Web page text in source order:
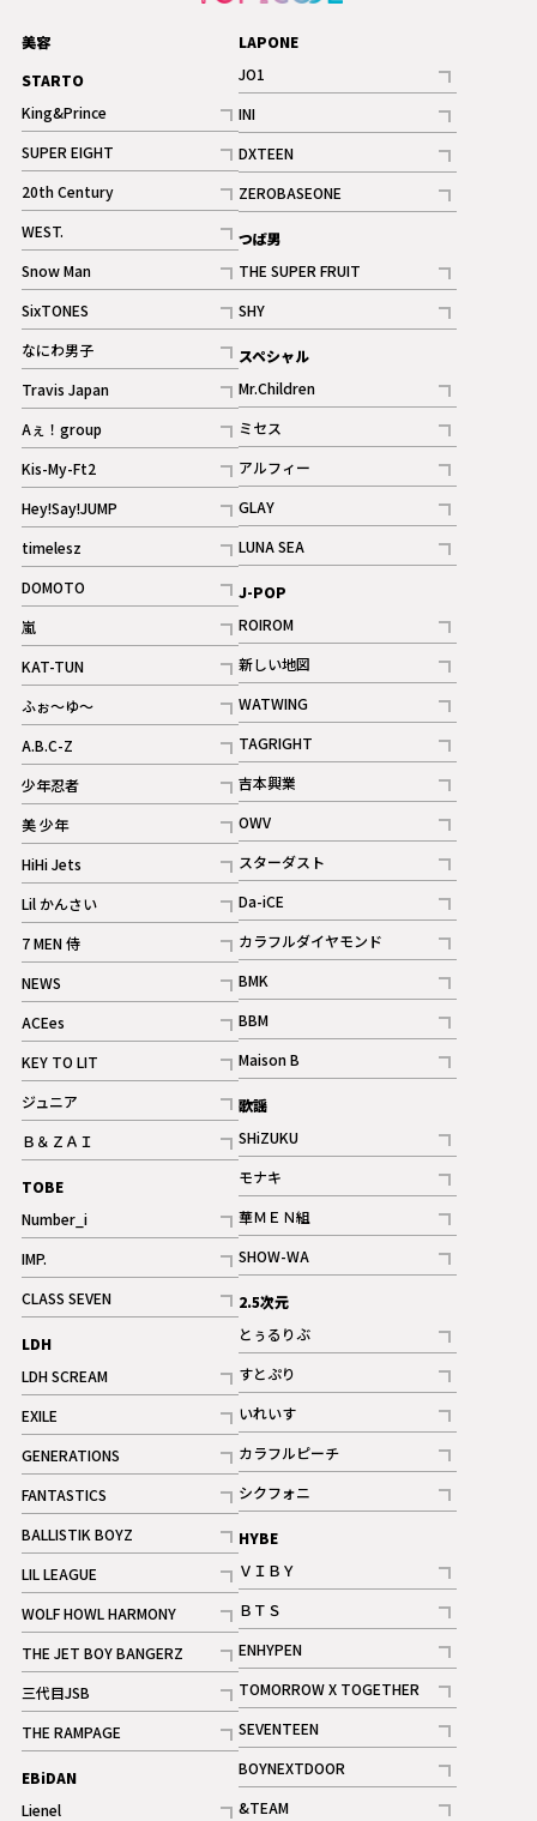
美容
STARTO
King&Prince
記事
SUPER EIGHT
記事
20th Century
記事
WEST.
記事
Snow Man
記事
ギャラリー
SixTONES
記事
ギャラリー
なにわ男子
記事
Travis Japan
記事
Aぇ！group
記事
Kis-My-Ft2
記事
ギャラリー
Hey!Say!JUMP
記事
timelesz
記事
DOMOTO
記事
嵐
記事
KAT-TUN
記事
ふぉ～ゆ～
記事
A.B.C-Z
記事
ギャラリー
少年忍者
記事
美 少年
記事
HiHi Jets
記事
Lil かんさい
記事
7 MEN 侍
記事
NEWS
記事
ACEes
記事
KEY TO LIT
記事
ジュニア
記事
Ｂ＆ＺＡＩ
記事
TOBE
Number_i
記事
IMP.
記事
CLASS SEVEN
記事
LDH
LDH SCREAM
記事
EXILE
記事
GENERATIONS
記事
FANTASTICS
記事
BALLISTIK BOYZ
記事
LIL LEAGUE
記事
WOLF HOWL HARMONY
記事
THE JET BOY BANGERZ
記事
三代目JSB
記事
THE RAMPAGE
記事
ギャラリー
EBiDAN
Lienel
LAPONE
JO1
記事
INI
記事
ギャラリー
DXTEEN
記事
ギャラリー
ZEROBASEONE
記事
つば男
THE SUPER FRUIT
記事
SHY
記事
スペシャル
Mr.Children
記事
ミセス
記事
アルフィー
記事
GLAY
記事
LUNA SEA
記事
J-POP
ROIROM
記事
新しい地図
記事
WATWING
記事
TAGRIGHT
記事
吉本興業
記事
OWV
記事
ギャラリー
スターダスト
記事
Da-iCE
記事
カラフルダイヤモンド
記事
BMK
記事
BBM
記事
ギャラリー
Maison B
記事
歌謡
SHiZUKU
記事
モナキ
記事
華ＭＥＮ組
記事
SHOW-WA
記事
2.5次元
とぅるりぶ
記事
すとぷり
記事
ギャラリー
いれいす
記事
ギャラリー
カラフルピーチ
記事
シクフォニ
記事
HYBE
ＶＩＢＹ
記事
ＢＴＳ
記事
ENHYPEN
記事
TOMORROW X TOGETHER
記事
ギャラリー
SEVENTEEN
記事
BOYNEXTDOOR
記事
&TEAM